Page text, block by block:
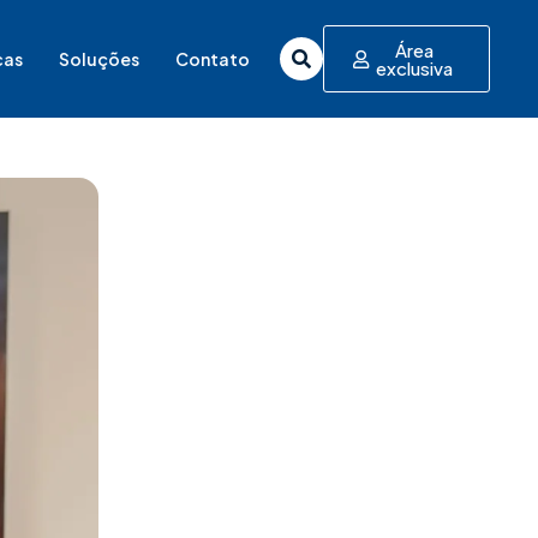
Soluções Contato Área
exclusiva